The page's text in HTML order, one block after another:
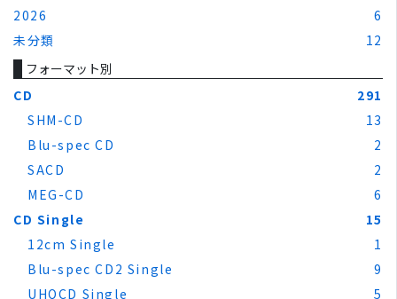
2026
6
未分類
12
フォーマット別
CD
291
SHM-CD
13
Blu-spec CD
2
SACD
2
MEG-CD
6
CD Single
15
12cm Single
1
Blu-spec CD2 Single
9
UHQCD Single
5